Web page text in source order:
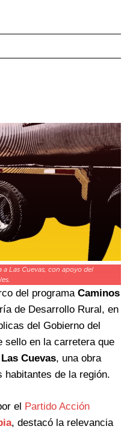
a Las Cuevas, con apoyo del
del programa Caminos
de Desarrollo Rural, en
del Gobierno del
sello en la carretera que
Las Cuevas, una obra
habitantes de la región.
el
Partido Acción
, destacó la relevancia